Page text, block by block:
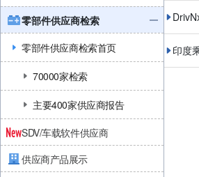
零部件供应商检索
零部件供应商检索首页
70000家检索
主要400家供应商报告
SDV/车载软件供应商
供应商产品展示
印度